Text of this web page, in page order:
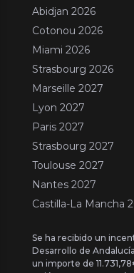
Abidjan 2026
Cotonou 2026
Miami 2026
Strasbourg 2026
Marseille 2027
Lyon 2027
Paris 2027
Strasbourg 2027
Toulouse 2027
Nantes 2027
Castilla-La Mancha
Se ha recibido un
Desarrollo de
un importe de